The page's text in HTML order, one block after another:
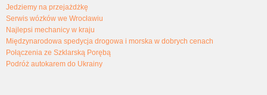
Jedziemy na przejażdżkę
Serwis wózków we Wrocławiu
Najlepsi mechanicy w kraju
Międzynarodowa spedycja drogowa i morska w dobrych cenach
Połączenia ze Szklarską Porębą
Podróż autokarem do Ukrainy